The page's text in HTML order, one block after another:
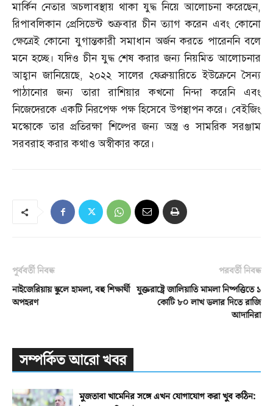
মার্কিন নেতার অচলাবস্থায় থাকা যুদ্ধ নিয়ে আলোচনা করেছেন,
রিপাবলিকান প্রেসিডেন্ট শুক্রবার চীন ত্যাগ করেন এবং কোনো
ক্ষেত্রেই কোনো যুগান্তকারী সমাধান অর্জন করতে পারেননি বলে
মনে হচ্ছে। যদিও চীন যুদ্ধ শেষ করার জন্য নিয়মিত আলোচনার
আহ্বান জানিয়েছে,২০২২ সালের ফেব্রুয়ারিতে ইউক্রেনে সৈন্য
পাঠানোর জন্য তারা রাশিয়ার কখনো নিন্দা করেনি এবং
নিজেদেরকে একটি নিরপেক্ষ পক্ষ হিসেবে উপস্থাপন করে। বেইজিং
মস্কোকে তার প্রতিরক্ষা শিল্পের জন্য অস্ত্র ও সামরিক সরঞ্জাম
সরবরাহ করার কথাও অস্বীকার করে।
পূর্ববর্তী নিবন্ধ
নাইজেরিয়ায় স্কুলে হামলা, বহু শিক্ষার্থী
অপহরণ
পরবর্তী নিবন্ধ
যুক্তরাষ্ট্রে জালিয়াতি মামলা নিষ্পত্তিতে ১
কোটি ৮০ লাখ ডলার দিতে রাজি
আদানিরা
সম্পর্কিত আরো খবর
মুজতাবা খামেনির সঙ্গে এখন যোগাযোগ করা খুব কঠিন: